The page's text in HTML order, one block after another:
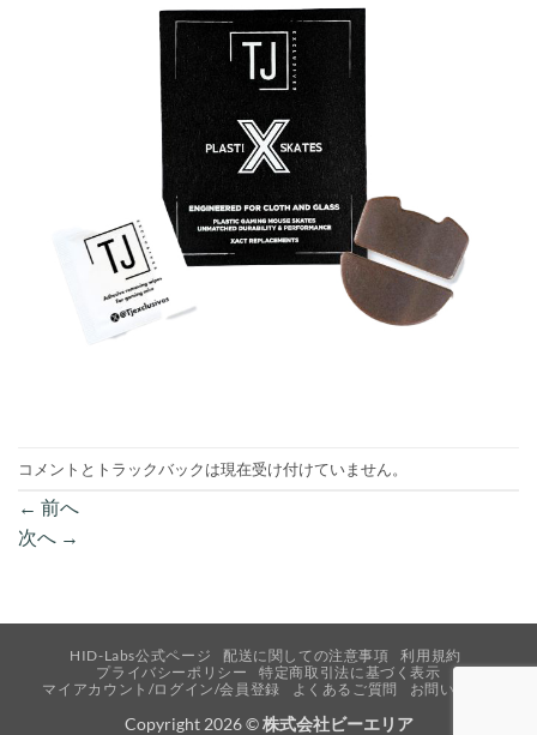
コメントとトラックバックは現在受け付けていません。
← 前へ
次へ →
HID-Labs公式ページ 配送に関しての注意事項
利用規約
プライバシーポリシー
特定商取引法に基づく表示
マイアカウント/ログイン/会員登録
よくあるご質問 お問い合わせ
Copyright 2026 ©株式会社ビーエリア